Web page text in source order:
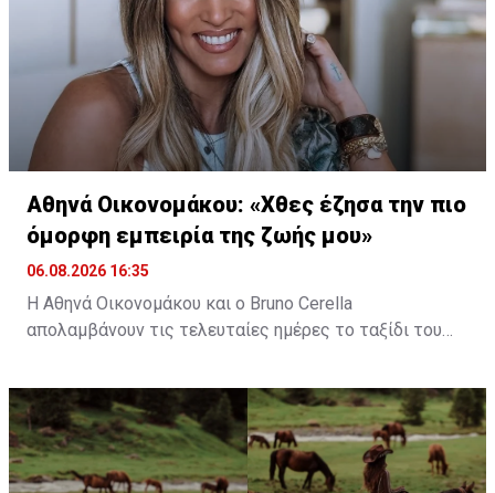
Αθηνά Οικονομάκου: «Χθες έζησα την πιο
όμορφη εμπειρία της ζωής μου»
06.08.2026 16:35
Η Αθηνά Οικονομάκου και ο Bruno Cerella
απολαμβάνουν τις τελευταίες ημέρες το ταξίδι του
τη διάρκεια της παραμονής τους στον εξωτικό
προορισμό, έζησαν μοναδικές στιγμές, με κορυφαία
εμπειρία την κολύμβηση στον ωκεανό δίπλα σε
εντυπωσιακές πτεροφάλαινες.